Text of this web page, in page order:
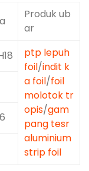
Produk ub
ar
ptp lepuh
foil/indit k
a foil/foil
molotok tr
opis/gam
pang tesr
aluminium
strip foil